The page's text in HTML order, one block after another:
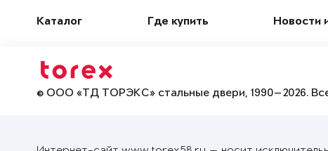
Каталог Где купить Новости
© ООО «ТД ТОРЭКС» стальные двери, 1990—2026.